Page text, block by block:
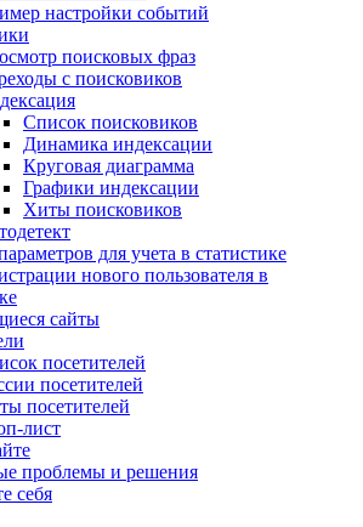
настройки событий
поисковых фраз
с поисковиков
Список поисковиков
Динамика индексации
Круговая диаграмма
Графики индексации
Хиты поисковиков
для учета в статистике
нового пользователя в
сайты
посетителей
посетителей
посетителей
лист
проблемы и решения
себя